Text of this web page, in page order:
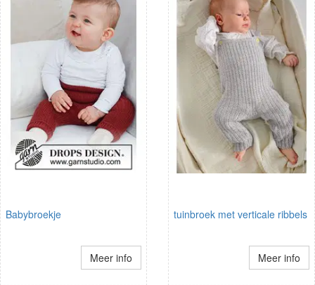
Babybroekje
Meer info
tuinbroek met verticale ribbels
Meer info